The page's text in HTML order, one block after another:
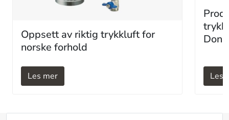
Oppsett av riktig trykkluft for
norske forhold
Les mer Les